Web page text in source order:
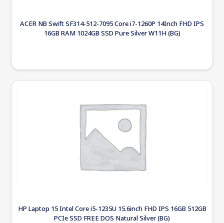
ACER NB Swift SF314-512-7095 Core i7-1260P 14Inch FHD IPS
16GB RAM 1024GB SSD Pure Silver W11H (BG)
HP Laptop 15 Intel Core i5-1235U 15.6inch FHD IPS 16GB 512GB
PCIe SSD FREE DOS Natural Silver (BG)